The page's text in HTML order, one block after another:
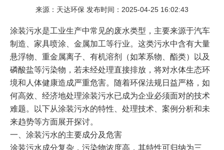
来源：天达环保 发布时间：2025-04-25 16:02:43
涂装污水是工业生产中常见的废水类型，主要来源于汽车
制造、家具喷涂、金属加工等行业。这类污水中含有大量
悬浮物、重金属离子、有机溶剂（如苯系物、酯类）以及
磷酸盐等污染物，若未经处理直接排放，将对水体生态环
境和人体健康造成严重危害。随着环保法规日益严格，如
何高效、经济地处理涂装污水已成为企业必须面对的技术
难题。以下从涂装污水的特性、处理技术、案例分析和未
来趋势等方面展开探讨。
一、涂装污水的主要成分及危害
涂装污水成分复杂，污染物浓度高，其特性可归纳为三